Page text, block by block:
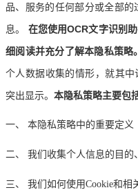
品、服务的任何部分或全部
息。
在您使用OCR文字识别
细阅读并充分了解本隐私策略。
个人数据收集的情形，就其
突出显示。 本隐私策略主要包
一、 本隐私策略中的重要定义
二、 我们收集个人信息的目的
三、 我们如何使用Cookie和相